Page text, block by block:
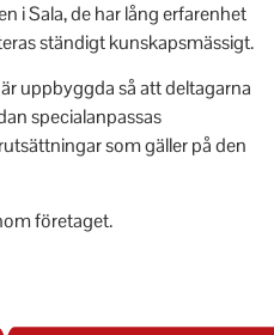
i Sala, de har lång erfarenhet
ständigt kunskapsmässigt.
uppbyggda så att deltagarna
specialanpassas
som gäller på den
företaget.